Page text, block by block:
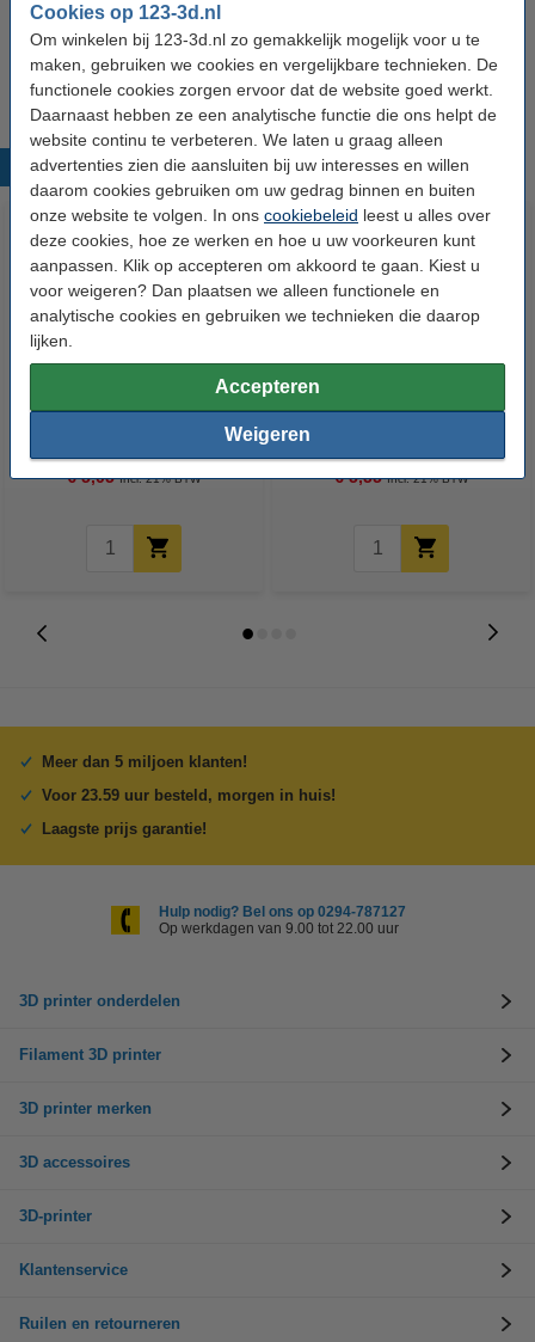
Cookies op 123-3d.nl
Om winkelen bij 123-3d.nl zo gemakkelijk mogelijk voor u te
maken, gebruiken we cookies en vergelijkbare technieken. De
functionele cookies zorgen ervoor dat de website goed werkt.
Daarnaast hebben ze een analytische functie die ons helpt de
website continu te verbeteren. We laten u graag alleen
advertenties zien die aansluiten bij uw interesses en willen
daarom cookies gebruiken om uw gedrag binnen en buiten
onze website te volgen. In ons cookiebeleid leest u alles over
deze cookies, hoe ze werken en hoe u uw voorkeuren kunt
aanpassen. Klik op accepteren om akkoord te gaan. Kiest u
voor weigeren? Dan plaatsen we alleen functionele en
analytische cookies en gebruiken we technieken die daarop
lijken.
Accepteren
Weigeren
Schroefdraad type: M4
Ons Artikelnr: DBM00059
Populaire producten
Metaalschroef inbus M4x20 mm
€ 5,05 Incl. 21% BTW
Metaalschroef inbus M4x30 mm
€ 5,55 Incl. 21% BTW
Meer dan 5 miljoen klanten!
Voor 23.59 uur besteld, morgen in huis!
Laagste prijs garantie!
Hulp nodig? Bel ons op 0294-787127
Op werkdagen van 9.00 tot 22.00 uur
3D printer onderdelen
Filament 3D printer
3D printer merken
3D accessoires
3D-printer
Klantenservice
Ruilen en retourneren